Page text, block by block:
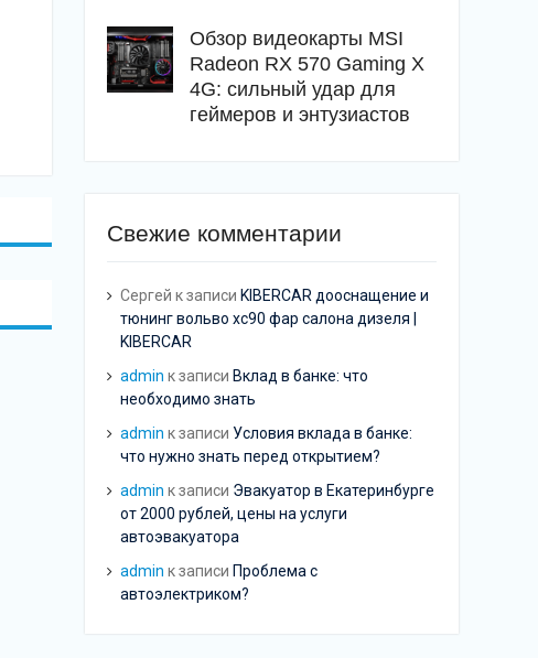
Обзор видеокарты MSI
Radeon RX 570 Gaming X
4G: сильный удар для
геймеров и энтузиастов
Свежие комментарии
Сергей к записи KIBERCAR дооснащение и
тюнинг вольво хс90 фар салона дизеля |
KIBERCAR
admin к записи Вклад в банке: что
необходимо знать
admin к записи Условия вклада в банке:
что нужно знать перед открытием?
admin к записи Эвакуатор в Екатеринбурге
от 2000 рублей, цены на услуги
автоэвакуатора
admin к записи Проблема с
автоэлектриком?